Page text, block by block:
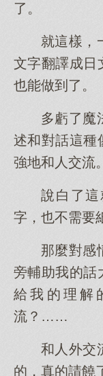
了。
就這樣，
文字翻譯成日
也能做到了。
多虧了魔
述和對話這種
強地和人交流。
說白了
字，也不需要
那麼對感
旁輔助我的話
給我的理解
流？……
和人外交
的，真的請饒